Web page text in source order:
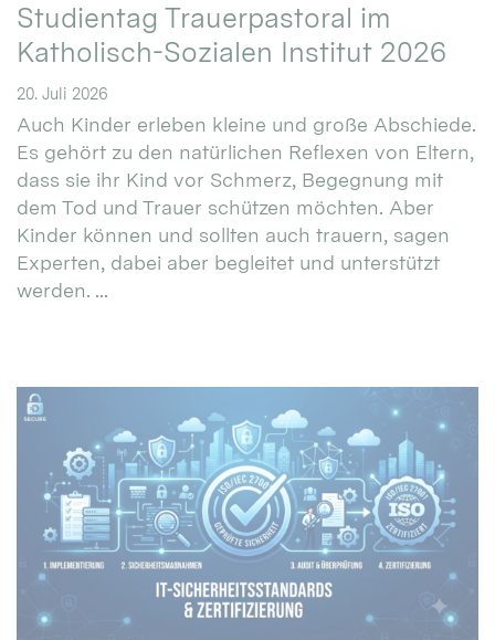
Studientag Trauerpastoral im
Katholisch-Sozialen Institut 2026
20. Juli 2026
Auch Kinder erleben kleine und große Abschiede.
Es gehört zu den natürlichen Reflexen von Eltern,
dass sie ihr Kind vor Schmerz, Begegnung mit
dem Tod und Trauer schützen möchten. Aber
Kinder können und sollten auch trauern, sagen
Experten, dabei aber begleitet und unterstützt
werden. ...